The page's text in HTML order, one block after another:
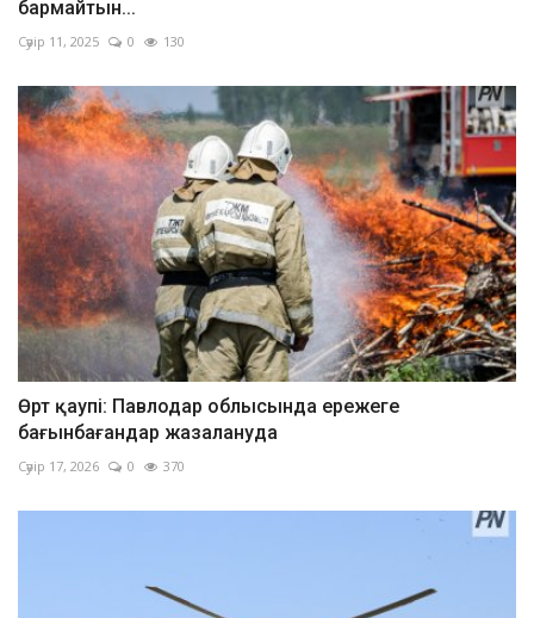
бармайтын...
Сәуір 11, 2025 0 130
Өрт қаупі: Павлодар облысында ережеге
бағынбағандар жазалануда
Сәуір 17, 2026 0 370